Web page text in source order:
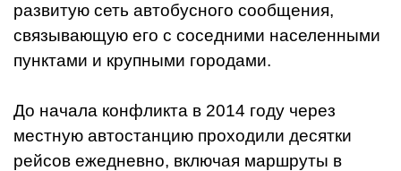
развитую сеть автобусного сообщения,
связывающую его с соседними населенными
пунктами и крупными городами.
До начала конфликта в 2014 году через
местную автостанцию проходили десятки
рейсов ежедневно, включая маршруты в